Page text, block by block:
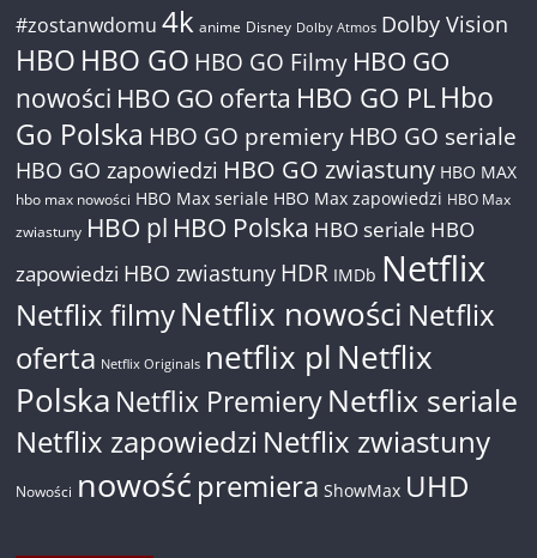
#zostanwdomu 4k anime Disney Dolby Atmos Dolby Vision
HBO HBO GO HBO GO Filmy HBO GO
nowości HBO GO oferta HBO GO PL Hbo
Go Polska HBO GO premiery HBO GO seriale
HBO GO zapowiedzi HBO GO zwiastuny HBO MAX
hbo max nowości HBO Max seriale HBO Max zapowiedzi HBO Max
zwiastuny HBO pl HBO Polska HBO seriale HBO
zapowiedzi HBO zwiastuny HDR IMDb Netflix
Netflix filmyNetflix nowości Netflix
oferta Netflix Originals netflix pl Netflix
Polska Netflix PremieryNetflix seriale
Netflix zapowiedzi Netflix zwiastuny
Nowości nowość premiera ShowMax UHD